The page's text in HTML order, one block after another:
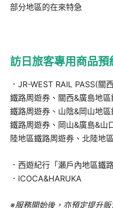
部分地區的在來特急
訪日旅客專用商品
．JR-WEST RAIL PASS(關
鐵路周遊券、關西&廣島地
鐵路周遊券、山陰&岡山地
鐵路周遊券、岡山&廣島&山
陸地區鐵路周遊券、北陸地
．西遊紀行「瀨戶內地區鐵
．ICOCA&HARUKA
※服務開始後，亦預定提升販